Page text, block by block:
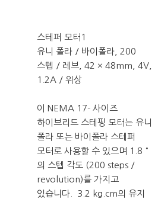
스테퍼 모터1
유니 폴라 / 바이폴라, 200
스텝 / 레브, 42 × 48mm, 4V,
1.2A / 위상
이 NEMA 17- 사이즈
하이브리드 스테핑 모터는 유니
폴라 또는 바이폴라 스테퍼 ​​
모터로 사용할 수 있으며 1.8 °
의 스텝 각도 (200 steps /
revolution)를 가지고
있습니다. 3.2 kg.cm의 유지